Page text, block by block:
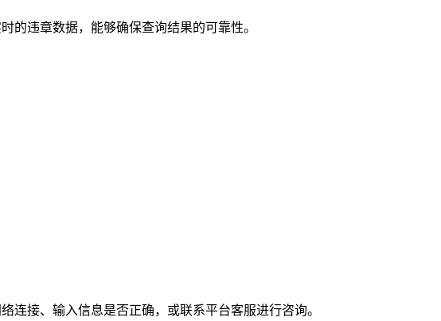
的违章数据，能够确保查询结果的可靠性。
连接、输入信息是否正确，或联系平台客服进行咨询。